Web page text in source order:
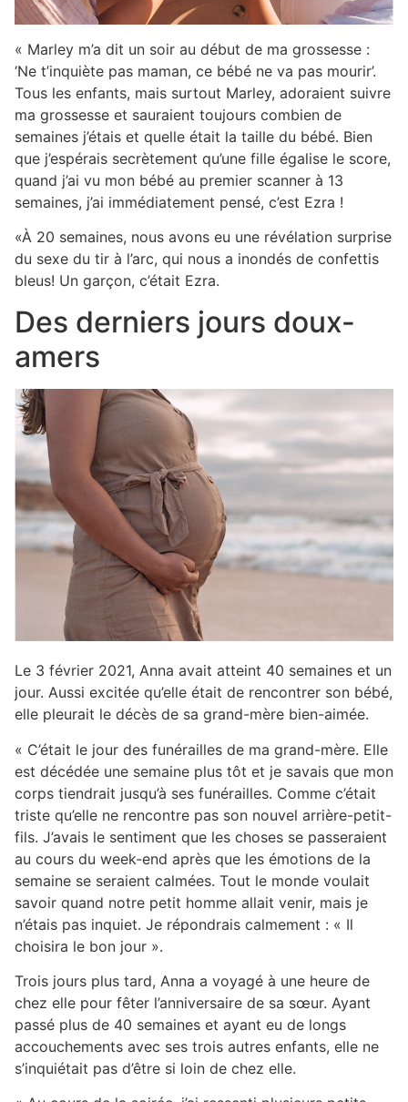
« Marley m’a dit un soir au début de ma grossesse :
‘Ne t’inquiète pas maman, ce bébé ne va pas mourir’.
Tous les enfants, mais surtout Marley, adoraient suivre
ma grossesse et sauraient toujours combien de
semaines j’étais et quelle était la taille du bébé. Bien
que j’espérais secrètement qu’une fille égalise le score,
quand j’ai vu mon bébé au premier scanner à 13
semaines, j’ai immédiatement pensé, c’est Ezra !
«À 20 semaines, nous avons eu une révélation surprise
du sexe du tir à l’arc, qui nous a inondés de confettis
bleus! Un garçon, c’était Ezra.
Des derniers jours doux-
amers
Le 3 février 2021, Anna avait atteint 40 semaines et un
jour. Aussi excitée qu’elle était de rencontrer son bébé,
elle pleurait le décès de sa grand-mère bien-aimée.
« C’était le jour des funérailles de ma grand-mère. Elle
est décédée une semaine plus tôt et je savais que mon
corps tiendrait jusqu’à ses funérailles. Comme c’était
triste qu’elle ne rencontre pas son nouvel arrière-petit-
fils. J’avais le sentiment que les choses se passeraient
au cours du week-end après que les émotions de la
semaine se seraient calmées. Tout le monde voulait
savoir quand notre petit homme allait venir, mais je
n’étais pas inquiet. Je répondrais calmement : « Il
choisira le bon jour ».
Trois jours plus tard, Anna a voyagé à une heure de
chez elle pour fêter l’anniversaire de sa sœur. Ayant
passé plus de 40 semaines et ayant eu de longs
accouchements avec ses trois autres enfants, elle ne
s’inquiétait pas d’être si loin de chez elle.